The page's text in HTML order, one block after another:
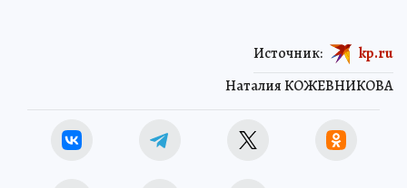
Наталия КОЖЕВНИКОВА
Источник: kp.ru